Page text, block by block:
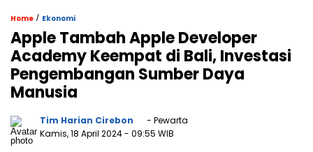
Home / Ekonomi
Apple Tambah Apple Developer
Academy Keempat di Bali, Investasi
Pengembangan Sumber Daya
Manusia
Tim Harian Cirebon
- Pewarta
Kamis, 18 April 2024- 09:55 WIB